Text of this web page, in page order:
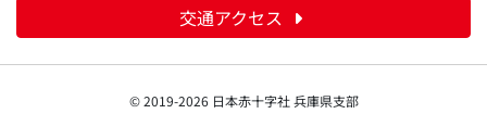
交通アクセス
© 2019-2026 日本赤十字社 兵庫県支部